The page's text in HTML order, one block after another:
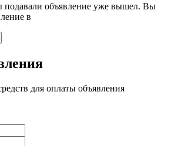
подавали объявление уже вышел. Вы
в
для оплаты объявления